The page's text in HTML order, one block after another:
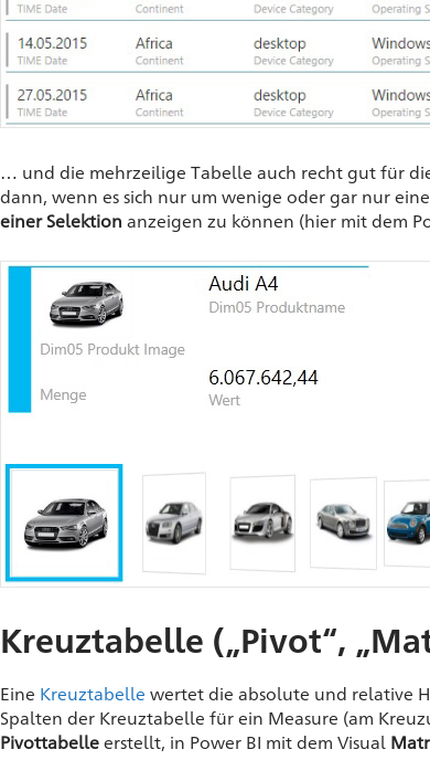
… und die mehrzeilige Tabelle auch recht gut für
dann, wenn es sich nur um wenige oder gar nur
einer Selektion anzeigen zu können (hier mit dem
Kreuztabelle („Pivot“,
Eine Kreuztabelle wertet die absolute und relative
Spalten der Kreuztabelle für ein Measure (am
Pivottabelle erstellt, in Power BI mit dem Visual